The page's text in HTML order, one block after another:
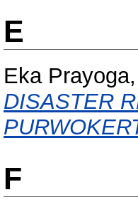
E
Eka
DISASTER
F